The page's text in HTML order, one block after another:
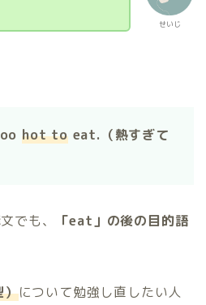
せいじ
hot toeat.（熱すぎて
でも、
「eat」の後の目的語
）について勉強し直したい人